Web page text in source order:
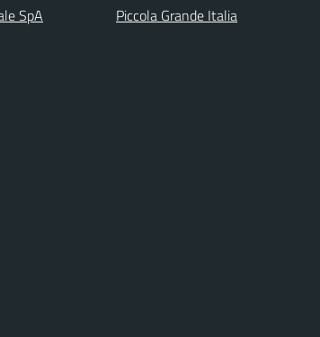
SpA
Piccola Grande Italia